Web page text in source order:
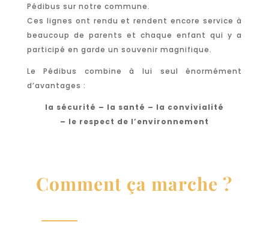
Pédibus sur notre commune.
Ces lignes ont rendu et rendent encore service à
beaucoup de parents et chaque enfant qui y a
participé en garde un souvenir magnifique.
Le Pédibus combine à lui seul énormément
d’avantages :
la sécurité – la santé – la convivialité
– le respect de l’environnement
Comment ça marche ?